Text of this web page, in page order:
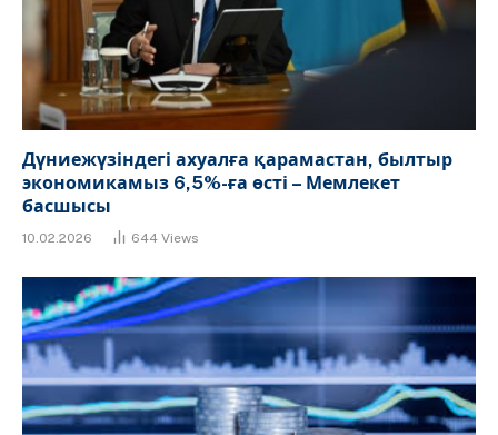
Дүниежүзіндегі ахуалға қарамастан, былтыр
экономикамыз 6,5%-ға өсті – Мемлекет
басшысы
10.02.2026 644 Views